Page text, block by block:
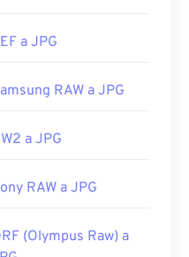
de las imágenes
a JPG
RAW a JPG
a JPG
RAW a JPG
(Olympus Raw) a